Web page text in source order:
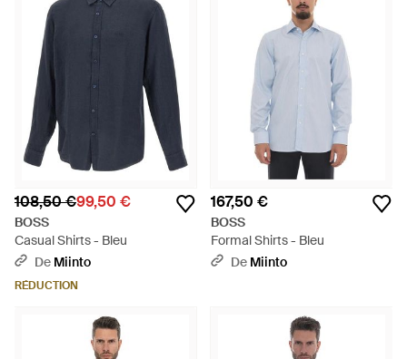
108,50 €99,50 €
BOSS
Casual Shirts - Bleu
De Miinto
RÉDUCTION
167,50 €
BOSS
Formal Shirts - Bleu
De Miinto